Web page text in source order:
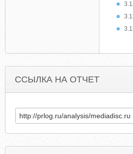
ССЫЛКА НА ОТЧЕТ